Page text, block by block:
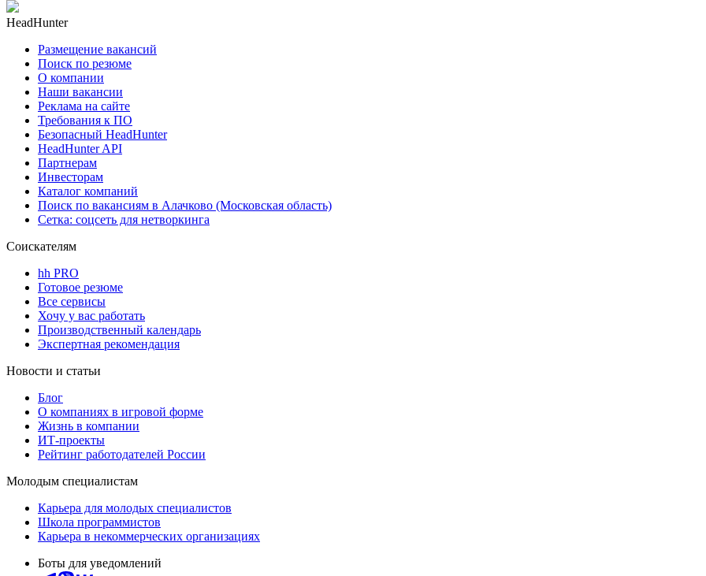
HeadHunter
Размещение вакансий
Поиск по резюме
О компании
Наши вакансии
Реклама на сайте
Требования к ПО
Безопасный HeadHunter
HeadHunter API
Партнерам
Инвесторам
Каталог компаний
Поиск по вакансиям в Алачково (Московская область)
Сетка: соцсеть для нетворкинга
Соискателям
hh PRO
Готовое резюме
Все сервисы
Хочу у вас работать
Производственный календарь
Экспертная рекомендация
Новости и статьи
Блог
О компаниях в игровой форме
Жизнь в компании
ИТ-проекты
Рейтинг работодателей России
Молодым специалистам
Карьера для молодых специалистов
Школа программистов
Карьера в некоммерческих организациях
Боты для уведомлений